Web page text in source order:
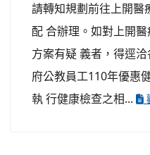
請轉知規劃前往上開醫
配 合辦理。如對上開
方案有疑 義者，得逕
府公教員工110年優惠
執 行健康檢查之相...